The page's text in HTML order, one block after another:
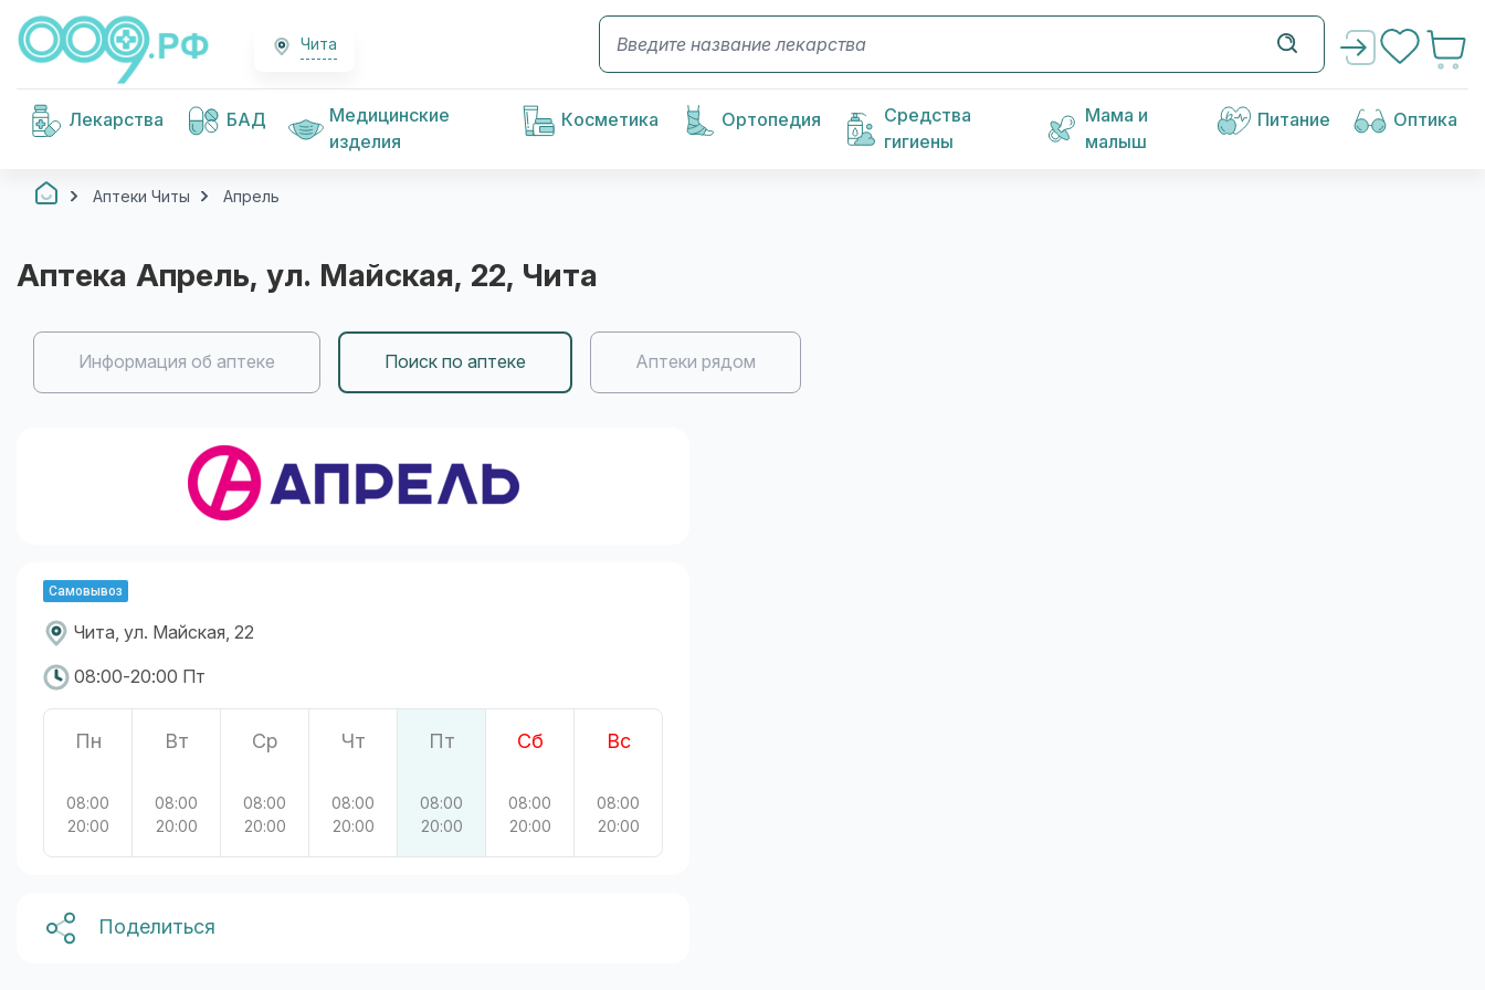
Чита
Лекарства БАД
Медицинские
изделия
Косметика Ортопедия
Средства
гигиены
Мама и
малыш
Питание Оптика
Аптеки Читы Апрель
Аптека Апрель, ул. Майская, 22, Чита
Информация об аптеке Поиск по аптеке Аптеки рядом
Самовывоз
Чита, ул. Майская, 22
08:00-20:00 Пт
Пн
08:00
20:00
Вт
08:00
20:00
Ср
08:00
20:00
Чт
08:00
20:00
Пт
08:00
20:00
Сб
08:00
20:00
Вс
08:00
20:00
Поделиться